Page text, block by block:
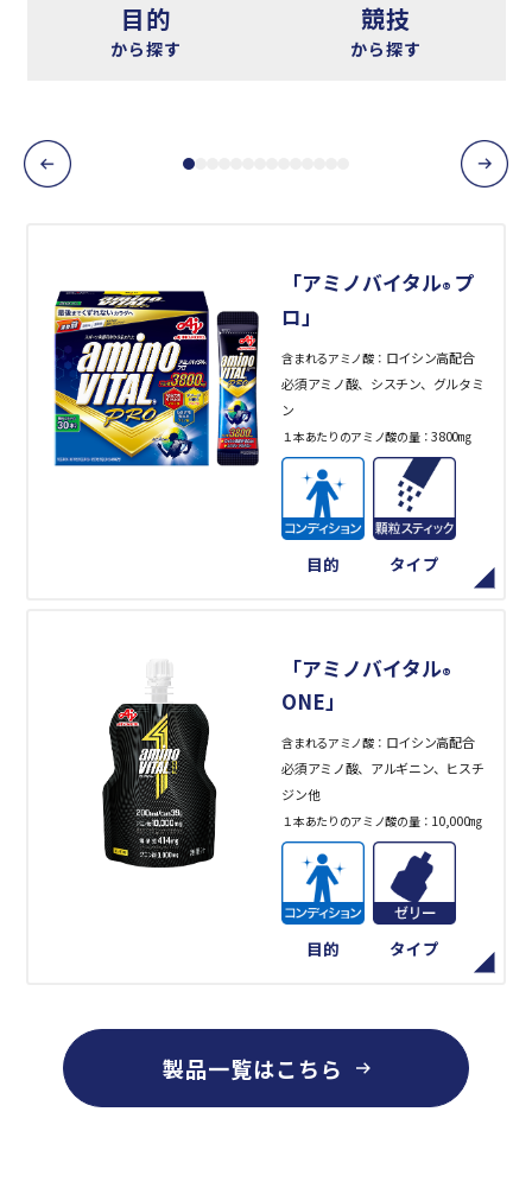
目的
から探す
競技
から探す
「アミノバイタル® プ
ロ」
含まれるアミノ酸： ロイシン高配合
必須アミノ酸、シスチン、グルタミ
ン
１本あたりのアミノ酸の量：3800㎎
目的 タイプ
「アミノバイタル®
ONE」
含まれるアミノ酸： ロイシン高配合
必須アミノ酸、アルギニン、ヒスチ
ジン他
１本あたりのアミノ酸の量： 10,000㎎
目的 タイプ
製品一覧はこちら